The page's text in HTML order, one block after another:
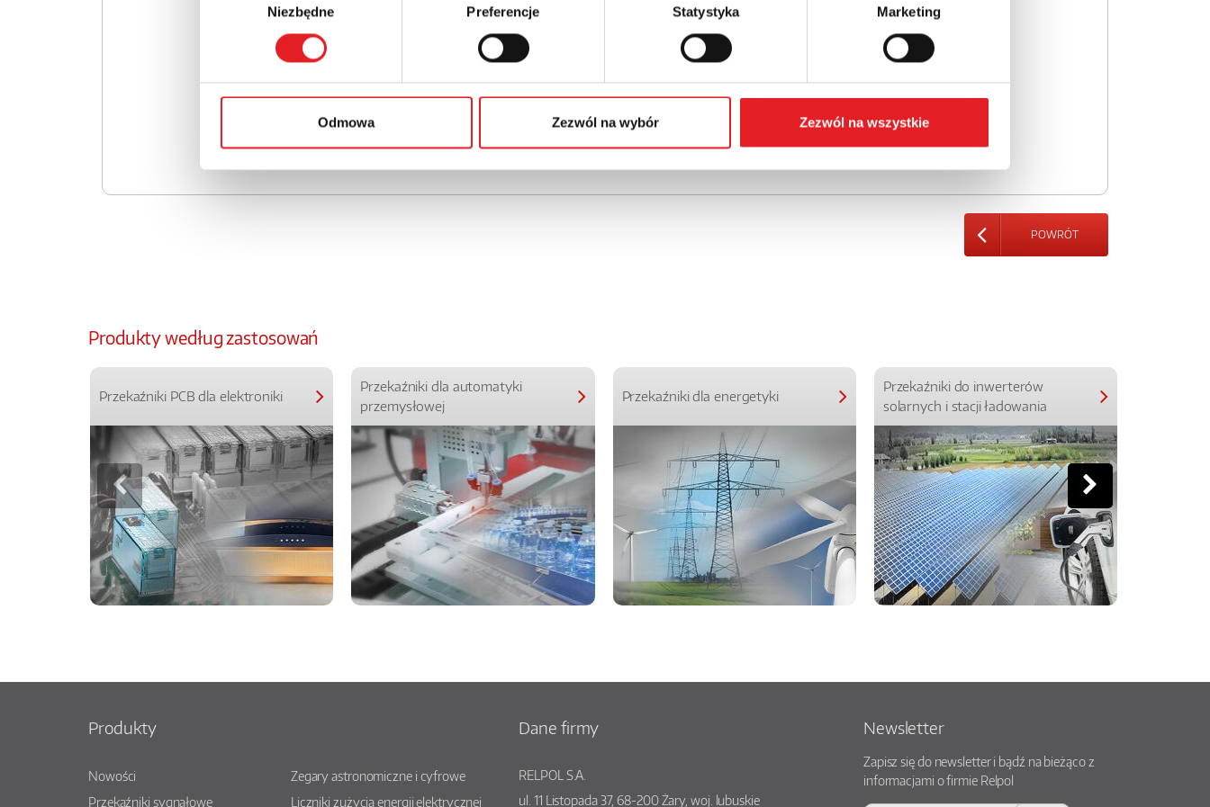
Niezbędne Preferencje Statystyka Marketing
Odmowa Zezwól na wybór Zezwól na wszystkie
POWRÓT
Produkty według zastosowań
Przekaźniki PCB dla elektroniki
Przekaźniki dla automatyki
przemysłowej
Przekaźniki dla energetyki
Przekaźniki do inwerterów
solarnych i stacji ładowania
Produkty
Nowości
Przekaźniki sygnałowe
Zegary astronomiczne i cyfrowe
Liczniki zużycia energii elektrycznej
Dane firmy
RELPOL S.A.
ul. 11 Listopada 37,68-200Żary, woj. lubuskie
Newsletter
Zapisz się do newsletter i bądź na bieżąco z
informacjami o firmie Relpol